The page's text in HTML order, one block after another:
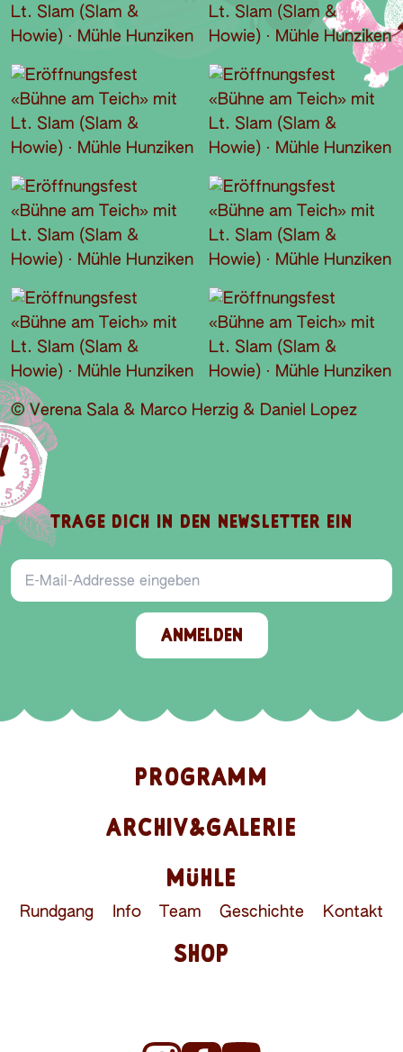
© Verena Sala & Marco Herzig & Daniel Lopez
TRAGE DICH IN DEN NEWSLETTER EIN
E-Mail-Addresse
ANMELDEN
PROGRAMM
ARCHIV&GALERIE
MÜHLE
Rundgang Info Team Geschichte Kontakt
SHOP